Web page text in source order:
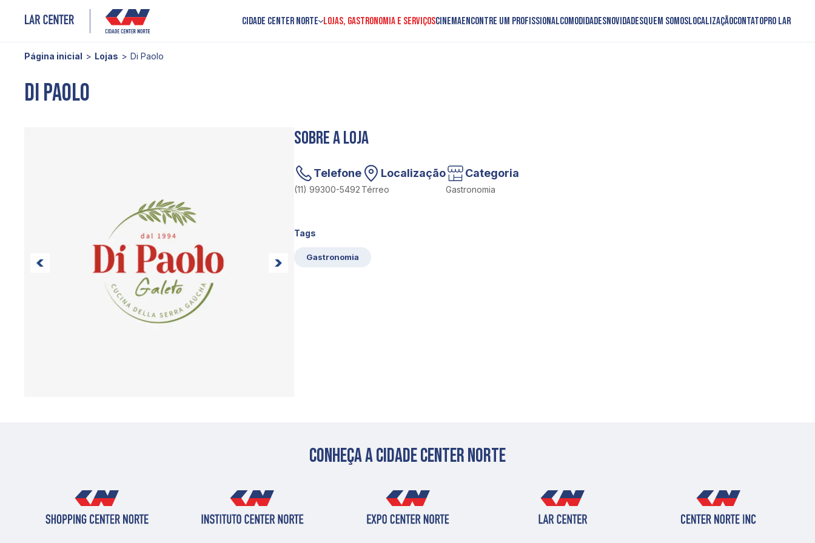
Cidade Center Norte Lojas, Gastronomia e ServiçosCinemaEncontre um profissionalComodidadesNovidadesQuem somosLocalizaçãoContatoPRO LAR
Página inicial Lojas Di Paolo
Di Paolo
Sobre a loja
Telefone
(11) 99300-5492
Localização
Térreo
Categoria
Gastronomia
Tags
Gastronomia
Conheça a cidade center norte